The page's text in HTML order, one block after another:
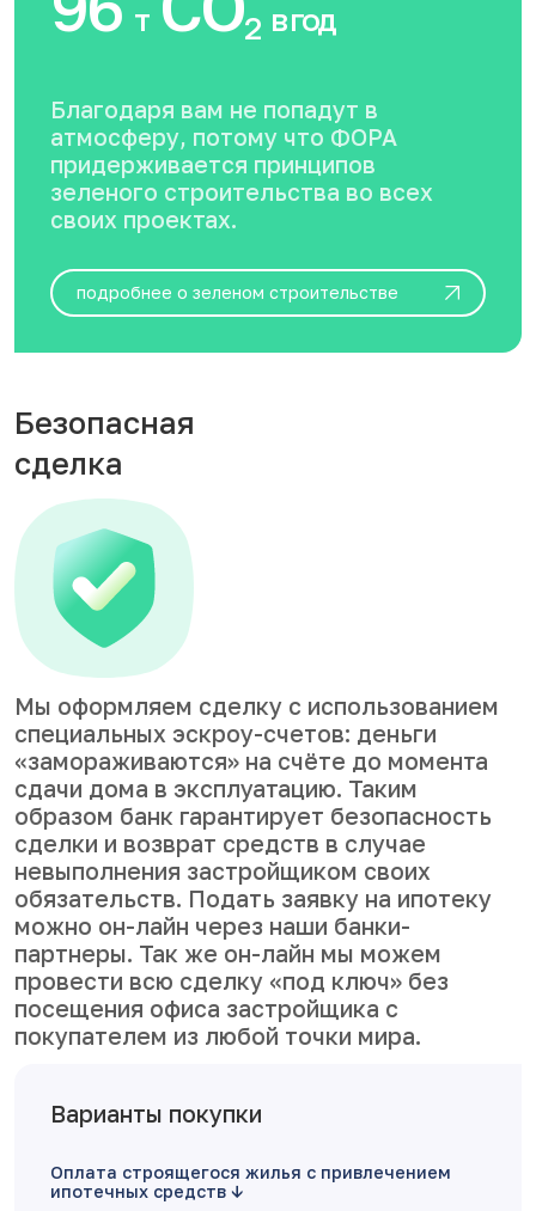
т 2 в год
Благодаря вам не попадут в
атмосферу, потому что ФОРА
придерживается принципов
зеленого строительства во всех
своих проектах.
подробнее о зеленом строительстве
Безопасная
сделка
Мы оформляем сделку с использованием
специальных эскроу-счетов: деньги
«замораживаются» на счёте до момента
сдачи дома в эксплуатацию. Таким
образом банк гарантирует безопасность
сделки и возврат средств в случае
невыполнения застройщиком своих
обязательств. Подать заявку на ипотеку
можно он-лайн через наши банки-
партнеры. Так же он-лайн мы можем
провести всю сделку «под ключ» без
посещения офиса застройщика с
покупателем из любой точки мира.
Варианты покупки
Оплата строящегося жилья с привлечением
ипотечных средств